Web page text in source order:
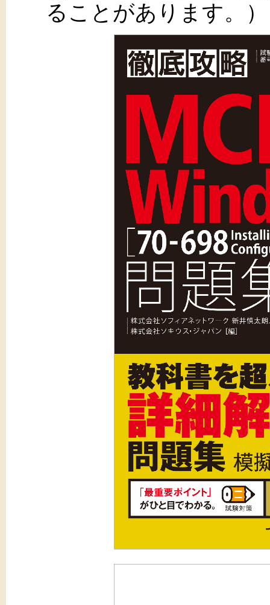
ることがあります。）